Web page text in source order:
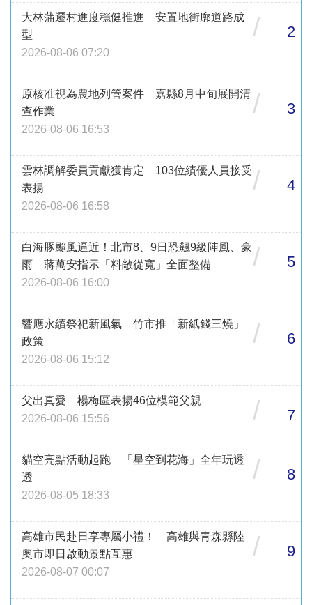
大林蒲遷村進度穩健推進 安置地街廓道路成
型
2026-08-06 07:20
/ 2
原核准視為農地列管案件 嘉縣8月中旬展開清
查作業
2026-08-06 16:53
/ 3
雲林調解委員貢獻獲肯定 103位績優人員接受
表揚
2026-08-06 16:58
/ 4
白海豚颱風逼近！北市8、9日恐飆9級陣風、豪
雨 蔣萬安指示「料敵從寬」全面整備
2026-08-06 16:00
/ 5
響應永續祭祀新風氣 竹市推「新紙錢三燒」
政策
2026-08-06 15:12
/ 6
父出真愛 楊梅區表揚46位模範父親
2026-08-06 15:56
/ 7
貓空亮點活動起跑 「星空到花海」全年玩透
透
2026-08-05 18:33
/ 8
高雄市民赴日享專屬小禮！ 高雄與青森縣陸
奧市即日啟動景點互惠
2026-08-07 00:07
/ 9